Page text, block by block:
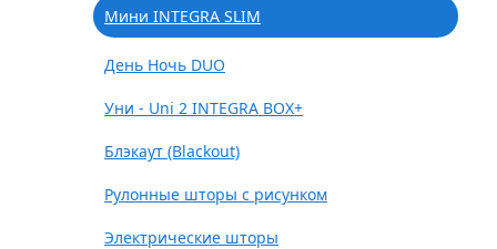
Мини INTEGRA SLIM
День Ночь DUO
Уни - Uni 2 INTEGRA BOX+
Блэкаут (Blackout)
Рулонные шторы с рисунком
Электрические шторы